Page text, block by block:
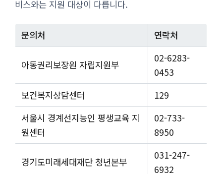
비스와는 지원 대상이 다릅니다.
문의처 연락처
아동권리보장원 자립지원부
02-6283-
0453
보건복지상담센터
129
서울시 경계선지능인 평생교육 지
원센터
02-733-
8950
경기도미래세대재단 청년본부
031-247-
6932